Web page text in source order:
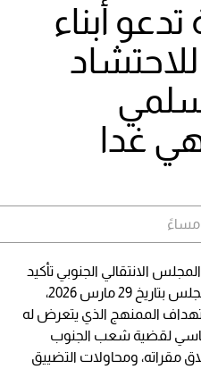
تدعو أبناء
غدا
الانتقالي الجنوبي تأكيد
دعوة البيان الصادر عن قيادة المجلس بتاريخ 29 مارس 2026،
الممنهج الذي يتعرض له
لقضية شعب الجنوب
مقراته، ومحاولات التضييق